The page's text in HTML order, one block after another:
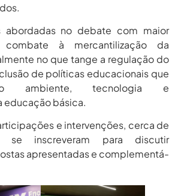
abordadas no debate com maior
à mercantilização da
no que tange a regulação do
de políticas educacionais que
ambiente, tecnologia e
educação básica.
e intervenções, cerca de
se inscreveram para discutir
apresentadas e complementá-